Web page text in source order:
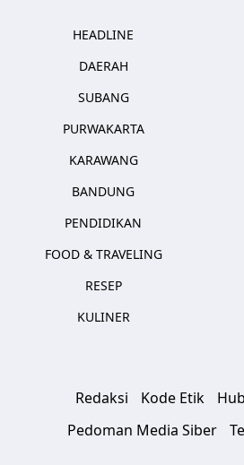
HEADLINE
DAERAH
SUBANG
PURWAKARTA
KARAWANG
BANDUNG
PENDIDIKAN
FOOD & TRAVELING
RESEP
KULINER
Redaksi Kode Etik
Pedoman Media Siber